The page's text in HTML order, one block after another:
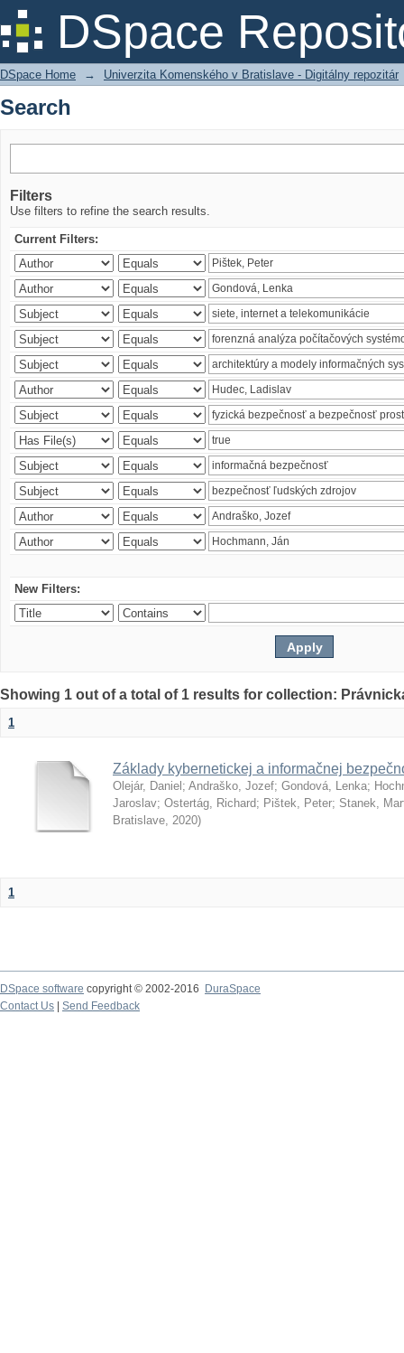
DSpace
Search
DSpace Home → Univerzita Komenského v Bratislave - Digitálny repozitár
Search
Filters
Use filters to refine the search results.
Current Filters:
New Filters:
Showing 1 out of a total of 1 results for collection:
1
Základy kybernetickej a informačnej
Olejár, Daniel ; Andraško, Jozef; Gondová, Lenka;
Jaroslav; Ostertág, Richard; Pištek, Peter; Stanek,
Bratislave, 2020)
1
DSpace software copyright © 2002-2016
DuraSpace
Contact Us
Send Feedback